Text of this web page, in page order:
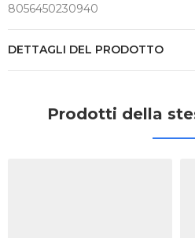
8056450230940
DETTAGLI DEL PRODOTTO
Prodotti della